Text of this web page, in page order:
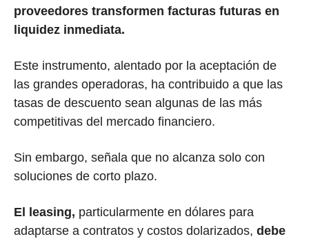
proveedores transformen facturas futuras en
liquidez inmediata.
Este instrumento, alentado por la aceptación de
las grandes operadoras, ha contribuido a que las
tasas de descuento sean algunas de las más
competitivas del mercado financiero.
Sin embargo, señala que no alcanza solo con
soluciones de corto plazo.
El leasing, particularmente en dólares para
adaptarse a contratos y costos dolarizados, debe